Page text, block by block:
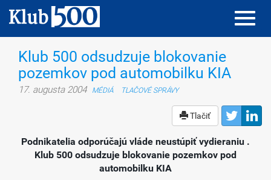
Klub 500 odsudzuje blokovanie
pozemkov pod automobilku KIA
17. augusta 2004 MÉDIÁ TLAČOVÉ SPRÁVY
Tlačiť
Podnikatelia odporúčajú vláde neustúpiť vydieraniu .
Klub 500 odsudzuje blokovanie pozemkov pod
automobilku KIA